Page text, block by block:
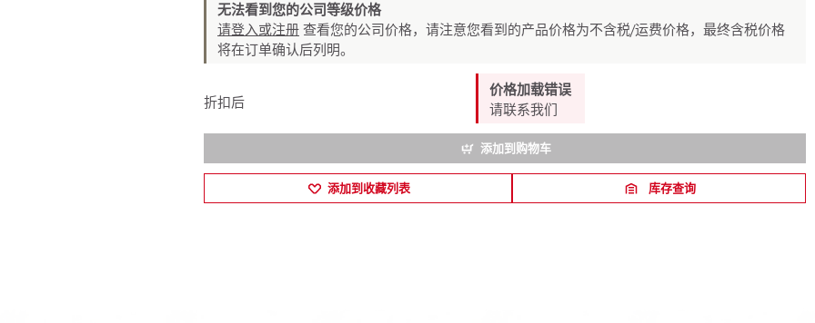
无法看到您的公司等级价格
请登入或注册 查看您的公司价格，请注意您看到的产品价格为不含税/运费价格，最终含税价格
将在订单确认后列明。
折扣后
价格加载错误
请联系我们
添加到购物车
添加到收藏列表 库存查询